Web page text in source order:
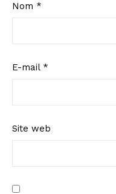
Nom *
E-mail *
Site web